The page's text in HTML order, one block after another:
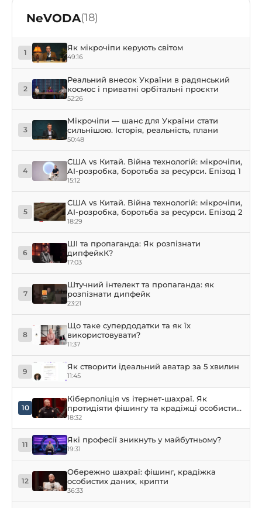
NeVODA(18)
1 Як мікрочіпи керують світом
49:16
2
Реальний внесок України в радянський
космос і приватні орбітальні проєкти
52:26
3
Мікрочіпи — шанс для України стати
сильнішою. Історія, реальність, плани
50:48
4
США vs Китай. Війна технологій: мікрочіпи,
AI-розробка, боротьба за ресурси. Епізод 1
15:12
5
США vs Китай. Війна технологій: мікрочіпи,
AI-розробка, боротьба за ресурси. Епізод 2
18:29
6
ШІ та пропаганда: Як розпізнати
дипфейкК?
17:03
7
Штучний інтелект та пропаганда: як
розпізнати дипфейк
23:21
8
Що таке супердодатки та як їх
використовувати?
11:37
9 Як створити ідеальний аватар за 5 хвилин
11:45
10
Кіберполіція vs ітернет-шахраї. Як
протидіяти фішингу та крадіжці особистих
даних?
18:32
11 Які професії зникнуть у майбутньому?
19:31
12
Обережно шахраї: фішинг, крадіжка
особистих даних, крипти
36:33